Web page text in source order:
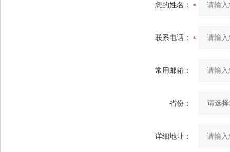
您的姓名：
联系电话：
常用邮箱：
省份：
详细地址：